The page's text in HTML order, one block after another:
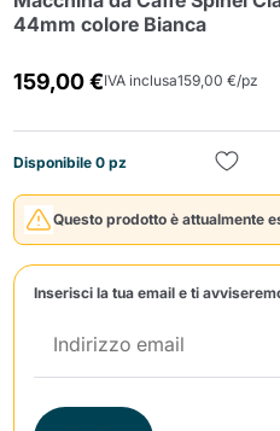
44mm colore Bianca
159,00 €IVA inclusa159,00 €/pz
Disponibile 0 pz
Questo prodotto è attualmente
Inserisci la tua email e ti